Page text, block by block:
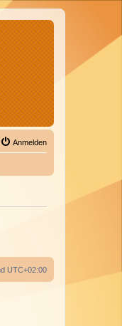
Anmelden
UTC+02:00